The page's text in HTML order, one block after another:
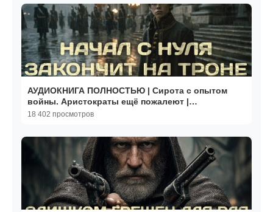
АУДИОКНИГА ПОЛНОСТЬЮ | Сирота с опытом
войны. Аристократы ещё пожалеют |
ПОПАДАНЦЫ | Книга 1
18 402 просмотров